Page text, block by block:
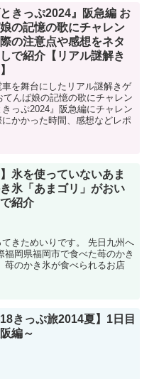
ときっぷ2024』阪急編 お
の記憶の歌にチャレン
の注意点や感想をネタ
で紹介【リアル謎解き
を舞台にしたリアル謎解きゲ
んば娘の記憶の歌にチャレン
っぷ2024』阪急編にチャレン
かかった時間、感想などレポ
】氷を使っていないあま
氷「あまゴリ」がおい
紹介
きためいりです。 先日九州へ
岡県福岡市で食べた苺のかき
苺のかき氷が食べられるお店
18きっぷ旅2014夏】1日目
編～